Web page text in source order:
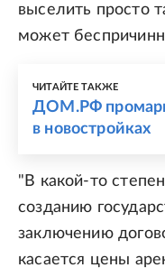
выселить просто
может
ЧИТАЙТЕ ТАКЖЕ
ДОМ.РФ
в новостройках
"В какой-то
созданию
заключению
касается цены